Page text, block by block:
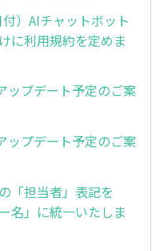
）AIチャットボット
に利用規約を定めま
プデート予定のご案
プデート予定のご案
「担当者」表記を
名」に統一いたしま